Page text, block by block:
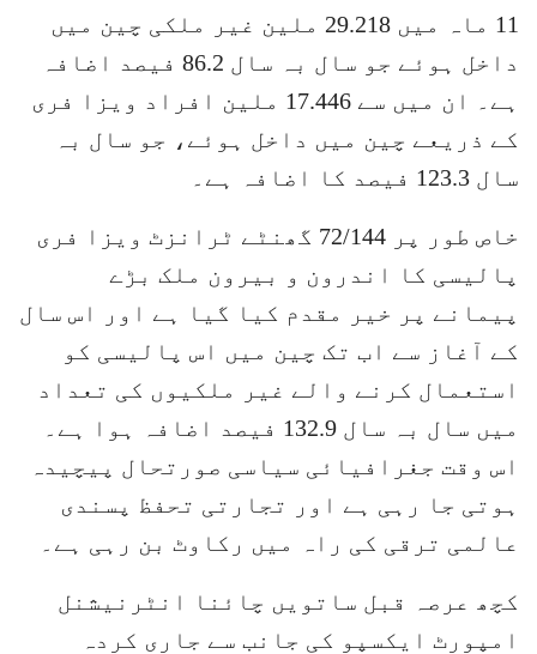
11 ماہ میں 29.218 ملین غیر ملکی چین میں
داخل ہوئے جو سال بہ سال 86.2 فیصد اضافہ
ہے۔ ان میں سے 17.446 ملین افراد ویزا فری
کے ذریعے چین میں داخل ہوئے، جو سال بہ
سال 123.3 فیصد کا اضافہ ہے۔
خاص طور پر 72/144 گھنٹے ٹرانزٹ ویزا فری
پالیسی کا اندرون و بیرون ملک بڑے
پیمانے پر خیر مقدم کیا گیا ہے اور اس سال
کے آغاز سے اب تک چین میں اس پالیسی کو
استعمال کرنے والے غیر ملکیوں کی تعداد
میں سال بہ سال 132.9 فیصد اضافہ ہوا ہے۔
اس وقت جغرافیائی سیاسی صورتحال پیچیدہ
ہوتی جا رہی ہے اور تجارتی تحفظ پسندی
عالمی ترقی کی راہ میں رکاوٹ بن رہی ہے۔
کچھ عرصہ قبل ساتویں چائنا انٹرنیشنل
امپورٹ ایکسپو کی جانب سے جاری کردہ